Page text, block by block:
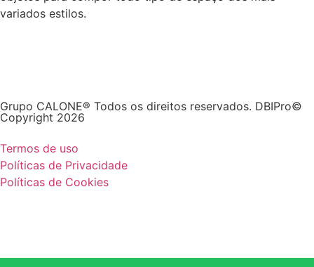
variados estilos.
Grupo CALONE® Todos os direitos reservados. DBIPro©
Copyright 2026
Termos de uso
Políticas de Privacidade
Políticas de Cookies